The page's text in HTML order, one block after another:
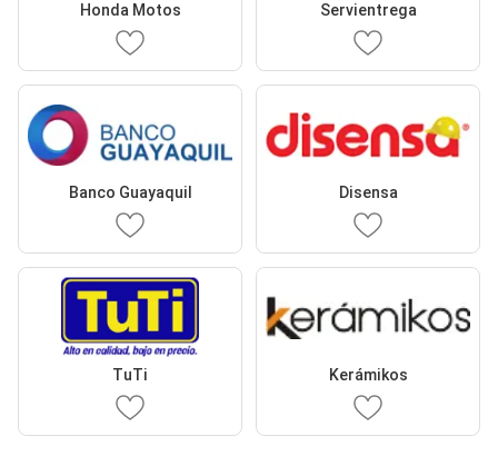
Honda Motos Servientrega
Banco Guayaquil Disensa
TuTi Kerámikos